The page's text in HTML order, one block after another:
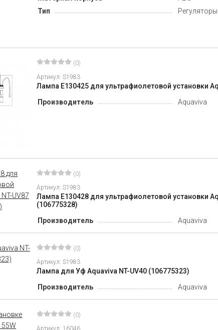
Тип
(0)
Артикул: S1983
Лампа E130425 для ультрафиолетовой установки
Производитель
Aquaviva
(0)
Артикул: S1983
Лампа E130428 для ультрафиолетовой установки
(106775328)
Производитель
Aquaviva
(0)
Артикул: S1983
Лампа для Уф Aquaviva NT-UV40 (106775323)
Производитель
Aquaviva
(0)
Артикул: 16046